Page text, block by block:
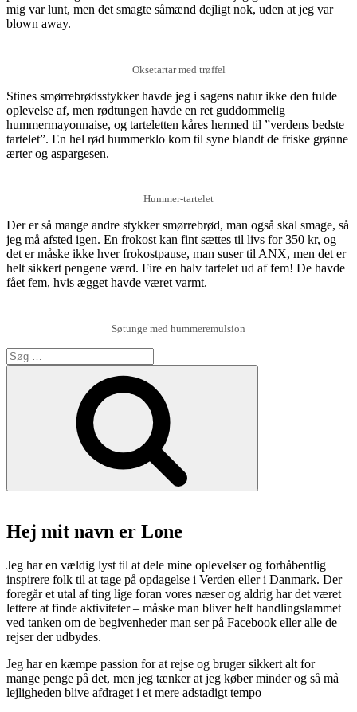
mig var lunt, men det smagte såmænd dejligt nok, uden at jeg var
blown away.
Oksetartar med trøffel
Stines smørrebrødsstykker havde jeg i sagens natur ikke den fulde
oplevelse af, men rødtungen havde en ret guddommelig
hummermayonnaise, og tarteletten kåres hermed til ”verdens bedste
tartelet”. En hel rød hummerklo kom til syne blandt de friske grønne
ærter og aspargesen.
Hummer-tartelet
Der er så mange andre stykker smørrebrød, man også skal smage, så
jeg må afsted igen. En frokost kan fint sættes til livs for 350 kr, og
det er måske ikke hver frokostpause, man suser til ANX, men det er
helt sikkert pengene værd. Fire en halv tartelet ud af fem! De havde
fået fem, hvis ægget havde været varmt.
Søtunge med hummeremulsion
Søg
efter:
Hej mit navn er Lone
Jeg har en vældig lyst til at dele mine oplevelser og forhåbentlig
inspirere folk til at tage på opdagelse i Verden eller i Danmark. Der
foregår et utal af ting lige foran vores næser og aldrig har det været
lettere at finde aktiviteter – måske man bliver helt handlingslammet
ved tanken om de begivenheder man ser på Facebook eller alle de
rejser der udbydes.
Jeg har en kæmpe passion for at rejse og bruger sikkert alt for
mange penge på det, men jeg tænker at jeg køber minder og så må
lejligheden blive afdraget i et mere adstadigt tempo